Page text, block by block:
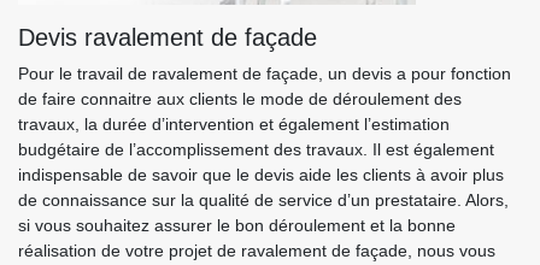
Devis ravalement de façade
Pour le travail de ravalement de façade, un devis a pour fonction
de faire connaitre aux clients le mode de déroulement des
travaux, la durée d’intervention et également l’estimation
budgétaire de l’accomplissement des travaux. Il est également
indispensable de savoir que le devis aide les clients à avoir plus
de connaissance sur la qualité de service d’un prestataire. Alors,
si vous souhaitez assurer le bon déroulement et la bonne
réalisation de votre projet de ravalement de façade, nous vous